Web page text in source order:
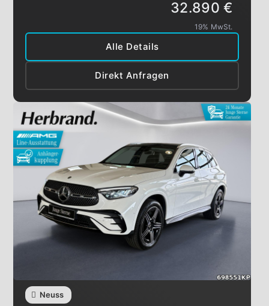
Alle Details
Direkt Anfragen
32.890 €
19% MwSt.
Neuss